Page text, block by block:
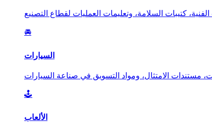
🚘
السيارات
🕹️
الألعاب